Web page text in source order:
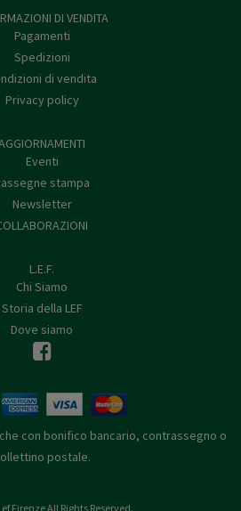
DI VENDITA
Pagamenti
Spedizioni
di vendita
Privacy policy
Eventi
stampa
Newsletter
L.E.F.
Chi Siamo
Storia della LEF
Dove siamo
con bonifico bancario, contrassegno o
postale.
Firenze All Rights Reserved.